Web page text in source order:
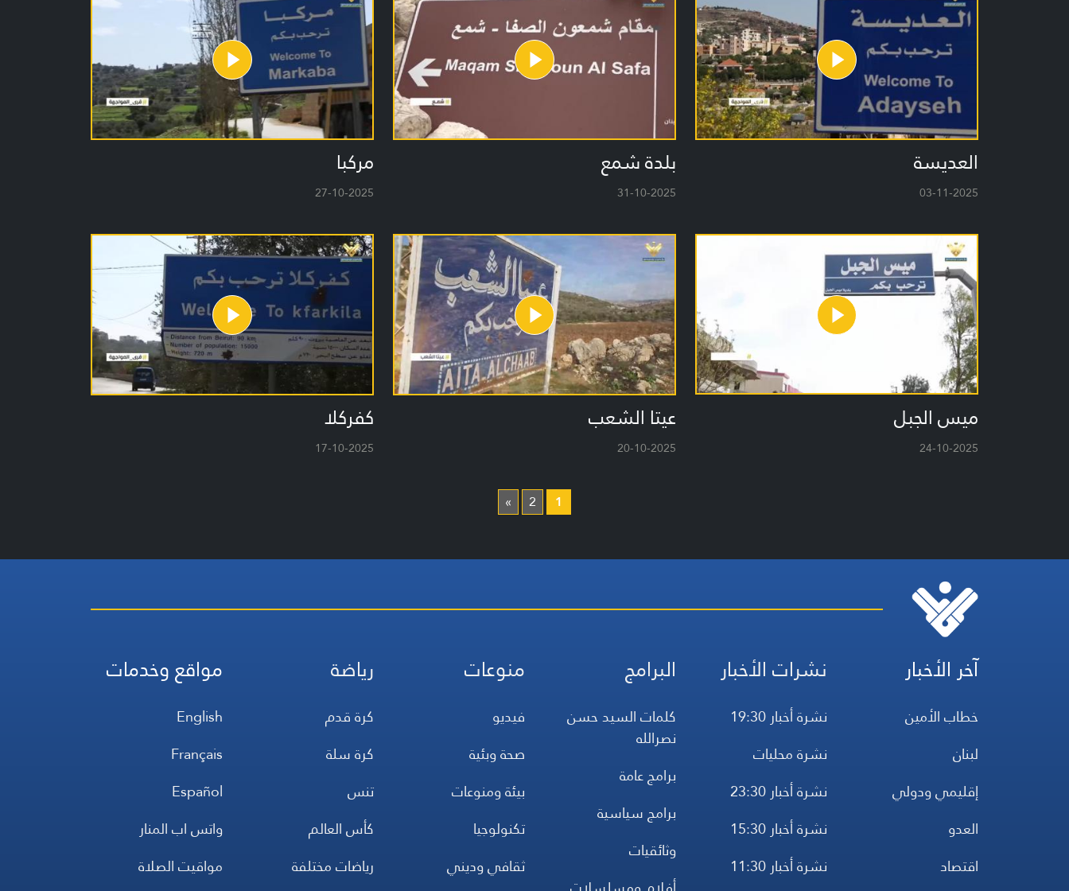
العديسة
03-11-2025
بلدة شمع
31-10-2025
مركبا
27-10-2025
ميس الجبل
24-10-2025
عيتا الشعب
20-10-2025
كفركلا
17-10-2025
1
2
»
آخر الأخبار
خطاب الأمين
لبنان
إقليمي ودولي
العدو
اقتصاد
نشرات الأخبار
نشرة أخبار 19:30
نشرة محليات
نشرة أخبار 23:30
نشرة أخبار 15:30
نشرة أخبار 11:30
البرامج
كلمات السيد حسن
نصرالله
برامج عامة
برامج سياسية
وثائقيات
منوعات
فيديو
صحة وبئية
بيئة ومنوعات
تكنولوجيا
ثقافي وديني
رياضة
كرة قدم
كرة سلة
تنس
كأس العالم
رياضات مختلفة
مواقع وخدمات
English
Français
Español
واتس اب المنار
مواقيت الصلاة